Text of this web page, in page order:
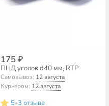
175 ₽
ПНД уголок d40 мм, RTP
Самовывоз: 12 августа
Курьером: 12 августа
5•3 отзыва